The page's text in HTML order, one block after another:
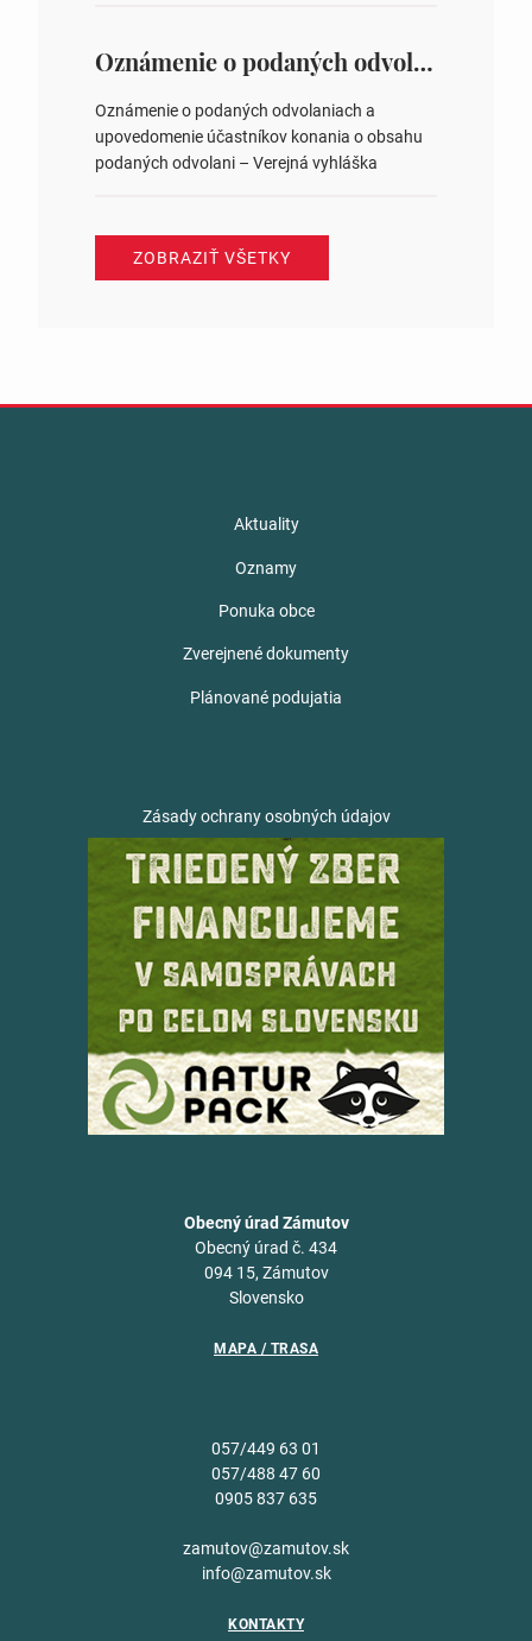
ysledky.html
Oznámenie o podaných odvolaniach a upovedomenie účastníkov konania o obsahu podaných odvolani – Verejná vyhláška
Oznámenie o podaných odvolaniach a
upovedomenie účastníkov konania o obsahu
podaných odvolani – Verejná vyhláška
ZOBRAZIŤ VŠETKY
Aktuality
Oznamy
Ponuka obce
Zverejnené dokumenty
Plánované podujatia
Zásady ochrany osobných údajov
Obecný úrad Zámutov
Obecný úrad č. 434
094 15, Zámutov
Slovensko
MAPA / TRASA
057/449 63 01
057/488 47 60
0905 837 635
zamutov@zamutov.sk
info@zamutov.sk
KONTAKTY